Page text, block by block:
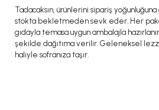
Tadacaksın, ürünlerini sipariş
stokta bekletmeden sevk eder. Her
gıdayla temasa uygun ambalajla
şekilde dağıtıma verilir. Geleneksel
haliyle sofranıza taşır.